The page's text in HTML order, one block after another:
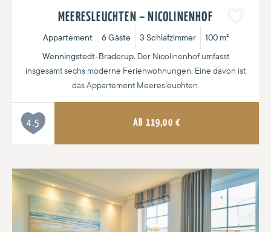
MEERESLEUCHTEN – NICOLINENHOF
Appartement 6 Gäste 3 Schlafzimmer
100 m²
Wenningstedt-Braderup. Der Nicolinenhof umfasst
insgesamt sechs moderne Ferienwohnungen. Eine davon ist
das Appartement Meeresleuchten.
4.5 AB 119,00 €